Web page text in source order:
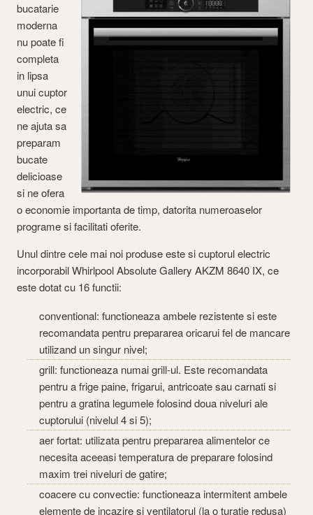
bucatarie
moderna
nu poate fi
completa
in lipsa
unui cuptor
electric, ce
ne ajuta sa
preparam
bucate
delicioase
si ne ofera
o economie importanta de timp, datorita numeroaselor
programe si facilitati oferite.
Unul dintre cele mai noi produse este si cuptorul electric
incorporabil Whirlpool Absolute Gallery AKZM 8640 IX, ce
este dotat cu 16 functii:
conventional: functioneaza ambele rezistente si este
recomandata pentru prepararea oricarui fel de mancare
utilizand un singur nivel;
grill: functioneaza numai grill-ul. Este recomandata
pentru a frige paine, frigarui, antricoate sau carnati si
pentru a gratina legumele folosind doua niveluri ale
cuptorului (nivelul 4 si 5);
aer fortat: utilizata pentru prepararea alimentelor ce
necesita aceeasi temperatura de preparare folosind
maxim trei niveluri de gatire;
coacere cu convectie: functioneaza intermitent ambele
elemente de incazire si ventilatorul (la o turatie redusa)